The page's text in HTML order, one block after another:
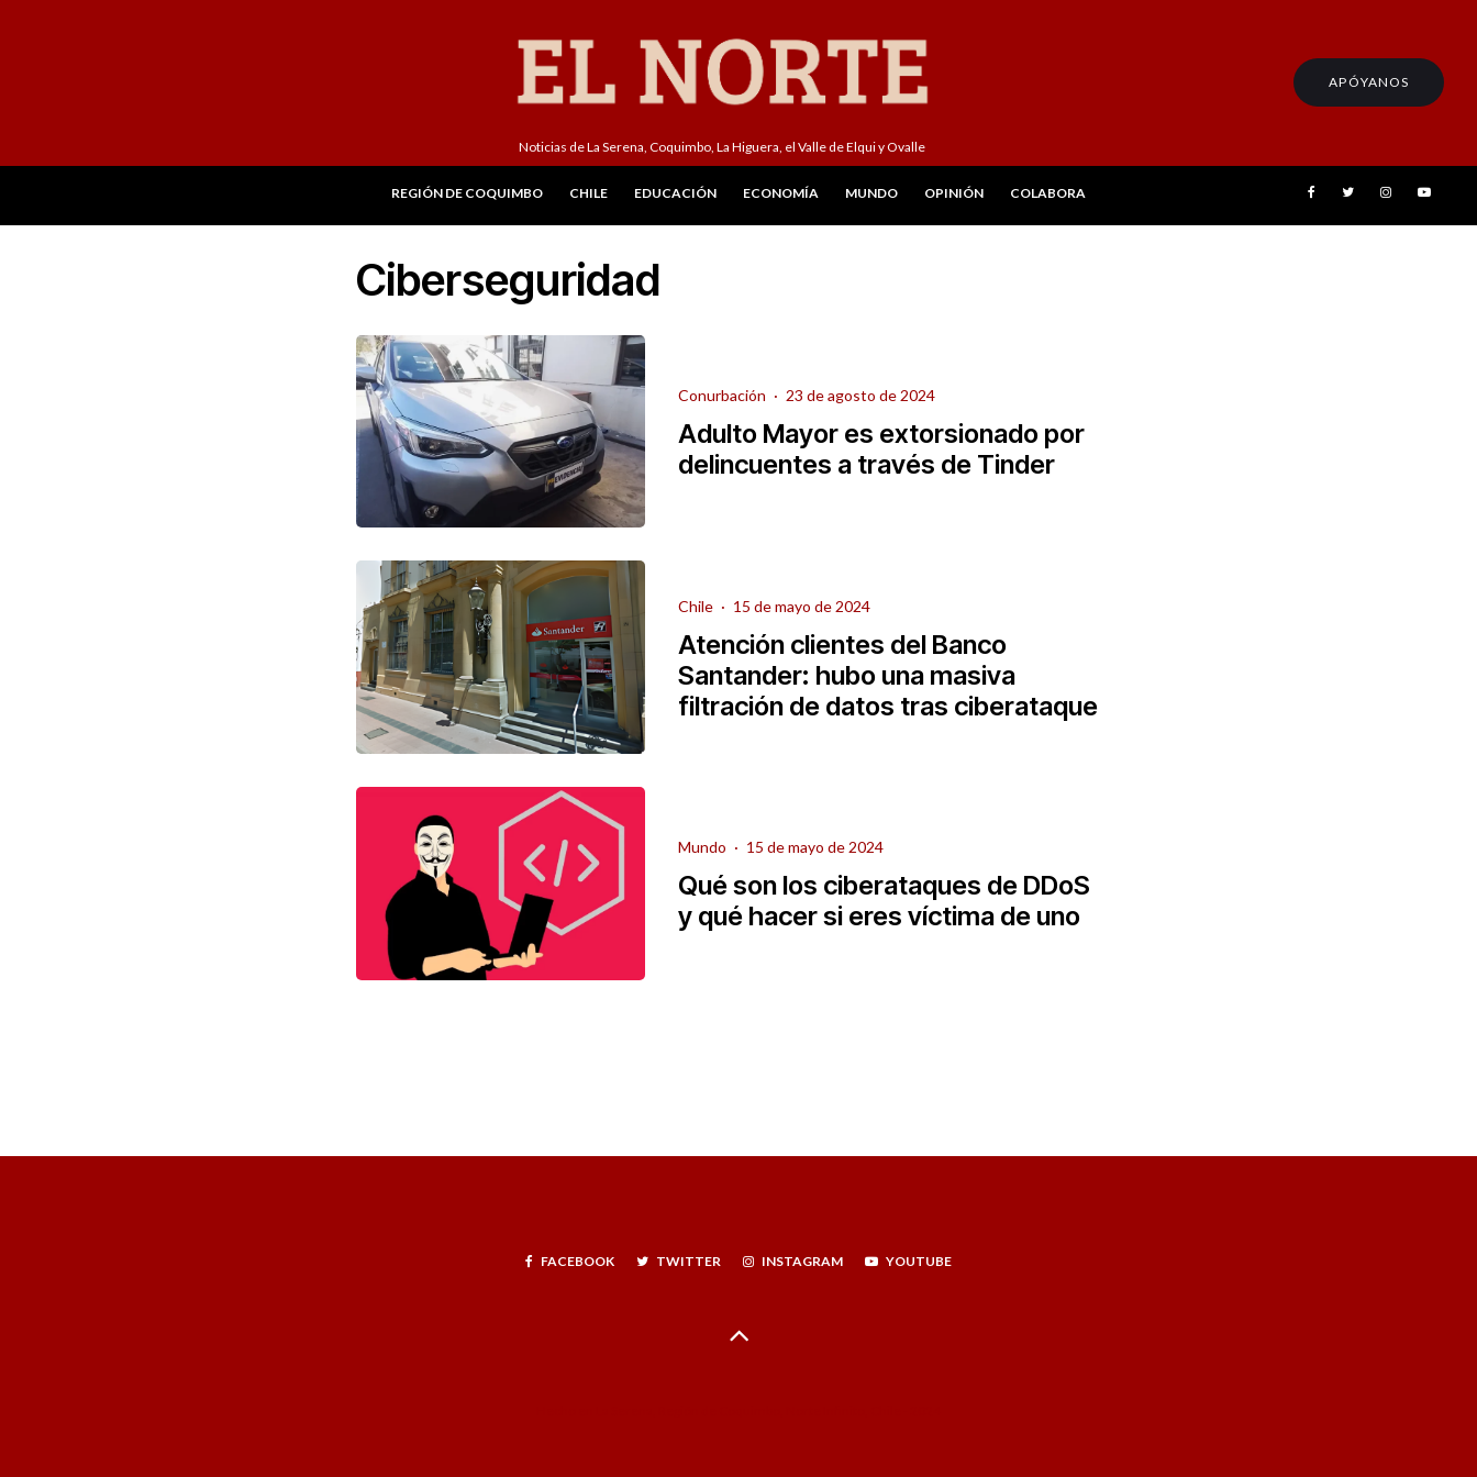
Noticias de La Serena, Coquimbo, La Higuera, el Valle de Elqui y Ovalle
APÓYANOS
REGIÓN DE COQUIMBO CHILE EDUCACIÓN ECONOMÍA MUNDO OPINIÓN COLABORA
Ciberseguridad
Conurbación · 23 de agosto de 2024
Adulto Mayor es extorsionado por
delincuentes a través de Tinder
Chile · 15 de mayo de 2024
Atención clientes del Banco
Santander: hubo una masiva
filtración de datos tras ciberataque
Mundo · 15 de mayo de 2024
Qué son los ciberataques de DDoS
y qué hacer si eres víctima de uno
FACEBOOK TWITTER INSTAGRAM YOUTUBE